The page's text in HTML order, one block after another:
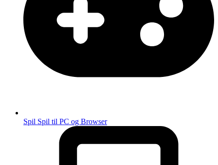
Spil Spil til PC og Browser